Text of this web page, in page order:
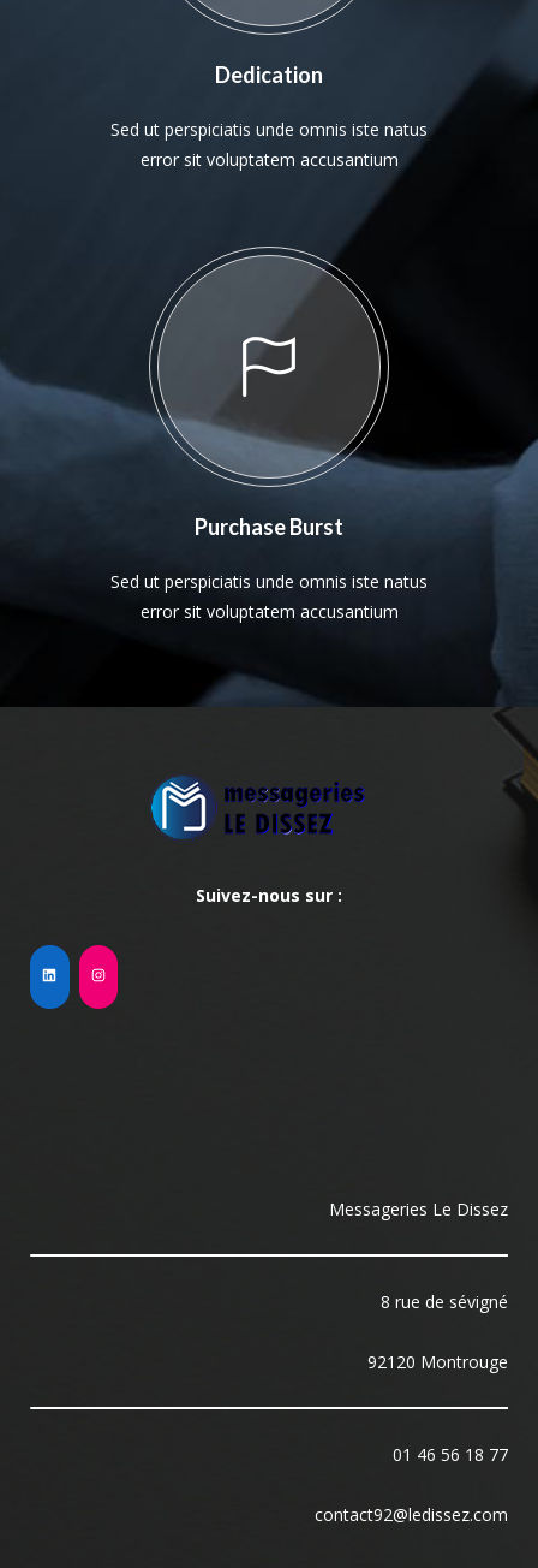
Dedication
Sed ut perspiciatis unde omnis iste natus
error sit voluptatem accusantium
Purchase Burst
Sed ut perspiciatis unde omnis iste natus
error sit voluptatem accusantium
Suivez-nous sur :
Messageries Le Dissez
8 rue de sévigné
92120 Montrouge
01 46 56 18 77
contact92@ledissez.com